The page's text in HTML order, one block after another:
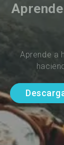
Aprende a